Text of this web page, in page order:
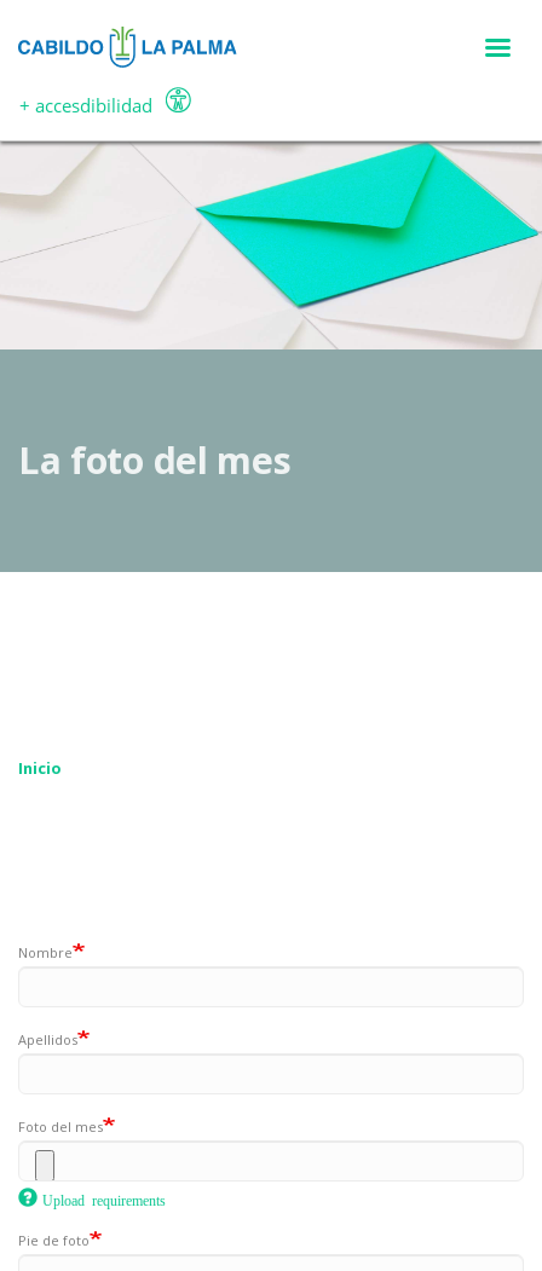
principal
+ accesdibilidad
La foto del mes
Inicio
Nombre
Apellidos
Foto del mes
Upload requirements
Pie de foto